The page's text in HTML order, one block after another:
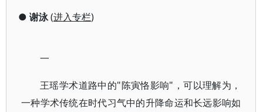
● 谢泳(进入专栏)
一
王瑶学术道路中的"陈寅恪影响"，可以理解为，
一种学术传统在时代习气中的升降命运和长远影响如